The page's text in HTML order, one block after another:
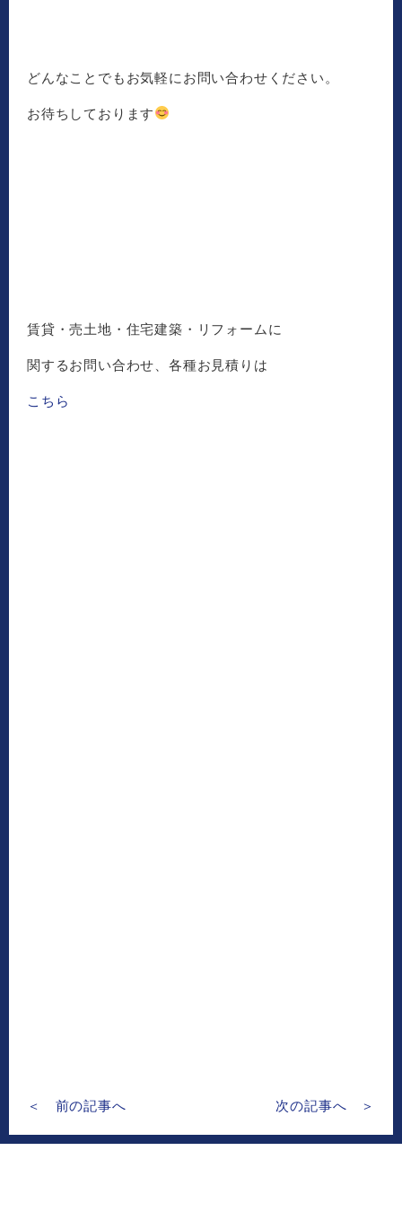
どんなことでもお気軽にお問い合わせください。
お待ちしております
賃貸・売土地・住宅建築・リフォームに
関するお問い合わせ、各種お見積りは
こちら
＜ 前の記事へ 次の記事へ ＞